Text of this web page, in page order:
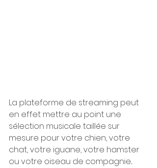
La plateforme de streaming peut
en effet mettre au point une
sélection musicale taillée sur
mesure pour votre chien, votre
chat, votre iguane, votre hamster
ou votre oiseau de compagnie...